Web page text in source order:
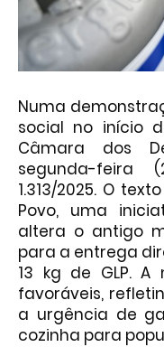
Numa
social no início
Câmara dos
segunda-feira
1.313/2025. O
Povo, uma
altera o antigo
para a entrega
13 kg de GLP. A
favoráveis,
a urgência de
cozinha para